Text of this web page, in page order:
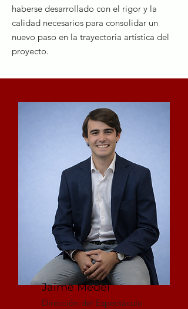
haberse desarrollado con el rigor y la
calidad necesarios para consolidar un
nuevo paso en la trayectoria artística del
proyecto.
Jaime Medel
Dirección del Espectáculo